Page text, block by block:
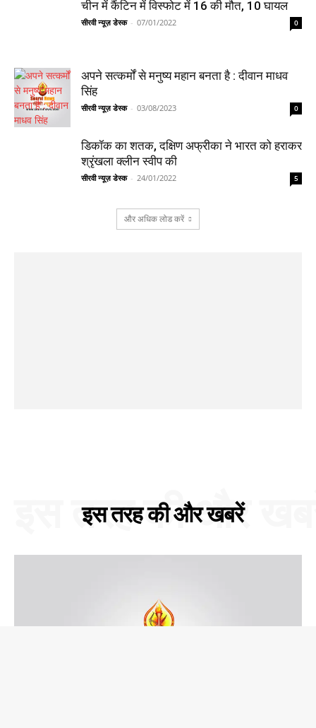
चीन में कैंटिन में विस्फोट में 16 की मौत, 10 घायल
सीरवी न्यूज़ डेस्क - 07/01/2022 0
अपने सत्कर्मों से मनुष्य महान बनता है : दीवान माधव
सिंह
सीरवी न्यूज़ डेस्क - 03/08/2023 0
डिकॉक का शतक, दक्षिण अफ्रीका ने भारत को हराकर
श्रृंखला क्लीन स्वीप की
सीरवी न्यूज़ डेस्क - 24/01/2022 5
और अधिक लोड करें
इस तरह की और खबरें
इस तरह की और